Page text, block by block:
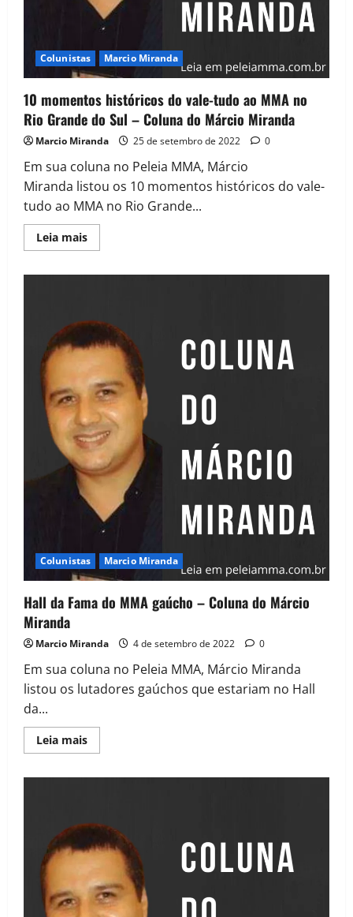
Colunistas Marcio Miranda
10 momentos históricos do vale-tudo ao MMA no
Rio Grande do Sul – Coluna do Márcio Miranda
Marcio Miranda 25 de setembro de 2022 0
Em sua coluna no Peleia MMA, Márcio
Miranda listou os 10 momentos históricos do vale-
tudo ao MMA no Rio Grande...
Leia mais
Colunistas Marcio Miranda
Hall da Fama do MMA gaúcho – Coluna do Márcio
Miranda
Marcio Miranda 4 de setembro de 2022 0
Em sua coluna no Peleia MMA, Márcio Miranda
listou os lutadores gaúchos que estariam no Hall
da...
Leia mais